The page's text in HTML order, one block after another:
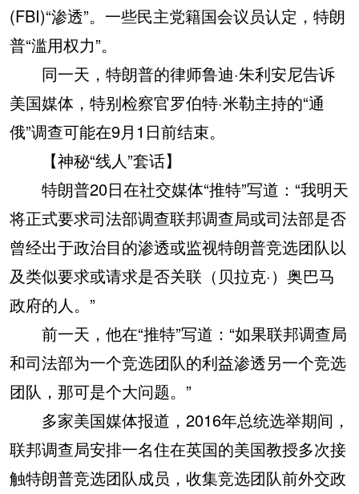
(FBI)“渗透”。一些民主党籍国会议员认定，特朗
普“滥用权力”。
同一天，特朗普的律师鲁迪·朱利安尼告诉
美国媒体，特别检察官罗伯特·米勒主持的“通
俄”调查可能在9月1日前结束。
【神秘“线人”套话】
特朗普20日在社交媒体“推特”写道：“我明天
将正式要求司法部调查联邦调查局或司法部是否
曾经出于政治目的渗透或监视特朗普竞选团队以
及类似要求或请求是否关联（贝拉克·）奥巴马
政府的人。”
前一天，他在“推特”写道：“如果联邦调查局
和司法部为一个竞选团队的利益渗透另一个竞选
团队，那可是个大问题。”
多家美国媒体报道，2016年总统选举期间，
联邦调查局安排一名住在英国的美国教授多次接
触特朗普竞选团队成员，收集竞选团队前外交政